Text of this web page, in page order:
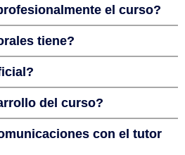
el curso?
tiene?
del curso?
con el tutor